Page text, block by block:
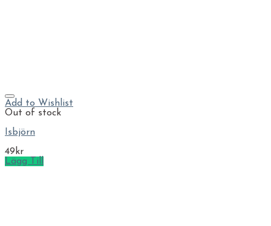
Add to Wishlist
Out of stock
Isbjörn
49 kr
Lägg Till